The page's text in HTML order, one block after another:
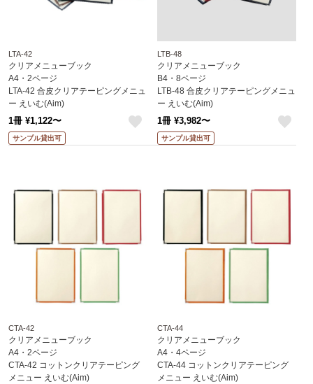
LTA-42
クリアメニューブック
A4・2ページ
LTA-42 合皮クリアテーピングメニュ
ー えいむ(Aim)
1冊 ¥1,122〜
サンプル貸出可
LTB-48
クリアメニューブック
B4・8ページ
LTB-48 合皮クリアテーピングメニュ
ー えいむ(Aim)
1冊 ¥3,982〜
サンプル貸出可
CTA-42
クリアメニューブック
A4・2ページ
CTA-42 コットンクリアテーピング
メニュー えいむ(Aim)
CTA-44
クリアメニューブック
A4・4ページ
CTA-44 コットンクリアテーピング
メニュー えいむ(Aim)